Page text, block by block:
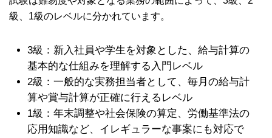
級、1級のレベルに分かれています。
3級：新入社員や学生を対象とした、給与計算の
基本的な仕組みを理解する入門レベル
2級：一般的な実務担当者として、毎月の給与計
算や賞与計算が正確に行えるレベル
1級：年末調整や社会保険の算定、労働基準法の
応用知識など、イレギュラーな事案にも対応で